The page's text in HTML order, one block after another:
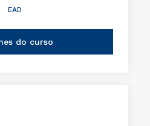
EAD
do curso